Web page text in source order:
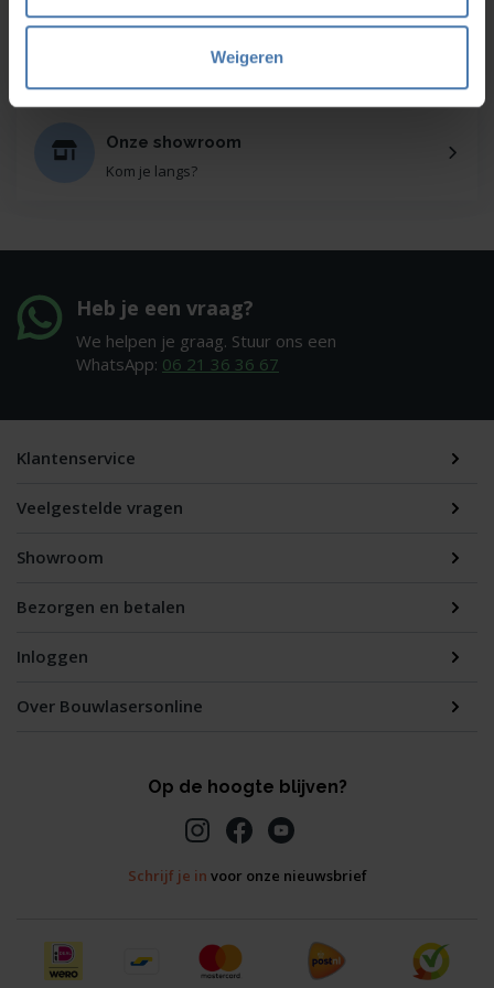
Weigeren
Service en kalibratie
Onze eigen service afdeling
Onze showroom
Kom je langs?
Heb je een vraag?
We helpen je graag. Stuur ons een
WhatsApp: 06 21 36 36 67
Klantenservice
Veelgestelde vragen
Showroom
Bezorgen en betalen
Inloggen
Over Bouwlasersonline
Op de hoogte blijven?
Schrijf je in voor onze nieuwsbrief